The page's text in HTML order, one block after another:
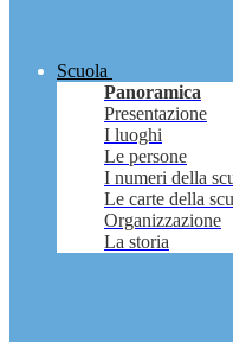
Scuola
Panoramica
Presentazione
I luoghi
Le persone
I numeri della
Le carte della
Organizzazione
La storia